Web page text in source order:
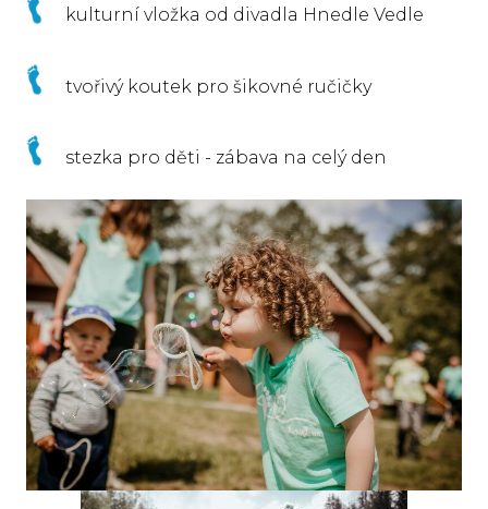
kulturní vložka od divadla Hnedle Vedle
tvořivý koutek pro šikovné ručičky
stezka pro děti - zábava na celý den